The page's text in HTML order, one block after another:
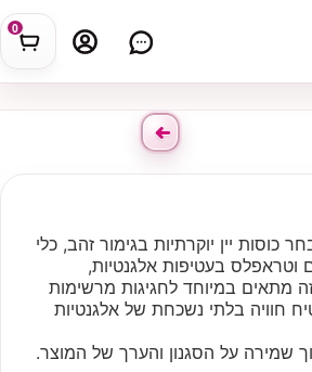
0
יין יוקרתיות בגימור זהב, כלי
וטראפלס בעטיפות אלגנטיות,
מתאים במיוחד לחגיגות מרשימות
חוויה בלתי נשכחת של אלגנטיות
שמירה על הסגנון והערך של המוצר.